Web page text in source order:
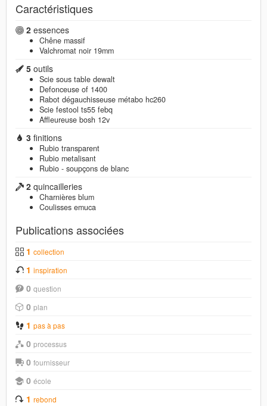
Caractéristiques
2 essences
Chêne massif
Valchromat noir 19mm
5 outils
Scie sous table dewalt
Defonceuse of 1400
Rabot dégauchisseuse métabo hc260
Scie festool ts55 febq
Affleureuse bosh 12v
3 finitions
Rubio transparent
Rubio metalisant
Rubio - soupçons de blanc
2 quincailleries
Charnières blum
Coulisses emuca
Publications associées
1 collection
1 inspiration
0 question
0 plan
1 pas à pas
0 processus
0 fournisseur
0 école
1 rebond